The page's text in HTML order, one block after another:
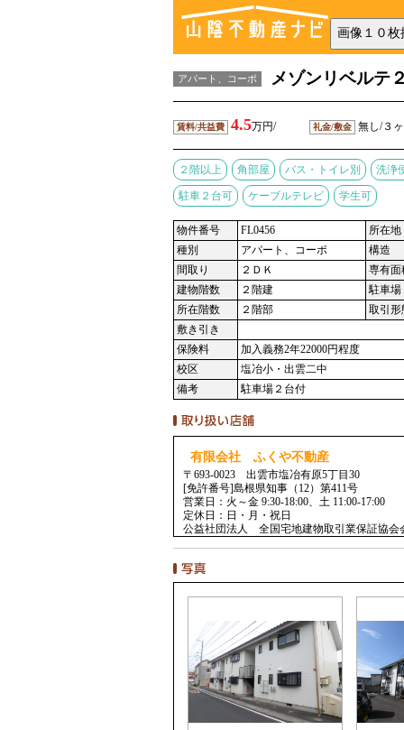
アパート、コーポ メゾンリベルテ
賃料/共益費 4.5万円/ 礼金/敷金 無し/３
２階以上 角部屋 バス・トイレ別 洗浄
駐車２台可 ケーブルテレビ 学生可
物件番号 FL0456
所在地
種別
アパート、コーポ
構造
間取り
２ＤＫ
専有面
建物階数
２階建
駐車場
所在階数
２階部
取引形
敷き引き
保険料
加入義務2年22000円程度
校区
塩冶小・出雲二中
備考
駐車場２台付
有限会社 ふくや不動産
〒693-0023 出雲市塩冶有原5丁目30
[免許番号]島根県知事（12）第411号
営業日：火～金 9:30-18:00、土 11:00-17:00
定休日：日・月・祝日
公益社団法人 全国宅地建物取引業保証協会